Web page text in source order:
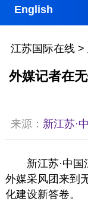
English
江苏国际在线>
外媒记者在
来源： 新江苏·
新江苏·中
外媒采风团来到
化建设新答卷。